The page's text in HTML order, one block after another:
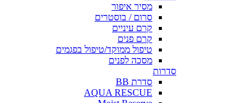
מסיר איפור
סרום / בוסטרים
קרם עיניים
קרם פנים
טיפול ממוקד/טיפול בפגמים
מסכה לפנים
סדרות
סדרת BB
AQUA RESCUE